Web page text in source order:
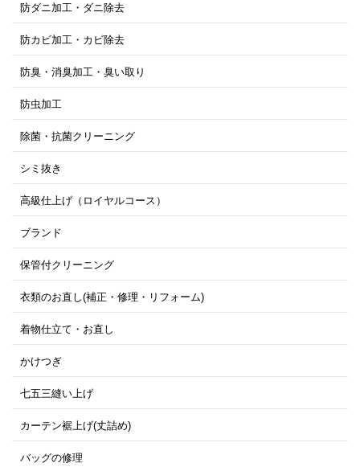
防ダニ加工・ダニ除去
防カビ加工・カビ除去
防臭・消臭加工・臭い取り
防虫加工
除菌・抗菌クリーニング
シミ抜き
高級仕上げ（ロイヤルコース）
ブランド
保管付クリーニング
衣類のお直し(補正・修理・リフォーム)
着物仕立て・お直し
かけつぎ
七五三縫い上げ
カーテン裾上げ(丈詰め)
バッグの修理